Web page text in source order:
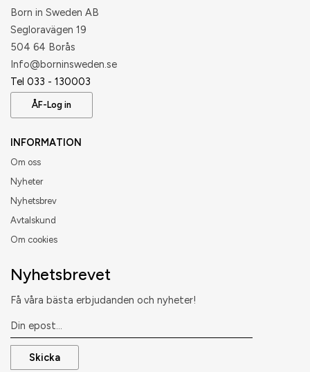
Born in Sweden AB
Segloravägen 19
504 64 Borås
​Info@borninsweden.se
Tel 033 - 130003
ÅF-Log in
INFORMATION
Om oss
Nyheter
Nyhetsbrev
Avtalskund
Om cookies
Nyhetsbrevet
Få våra bästa erbjudanden och nyheter!
Skicka